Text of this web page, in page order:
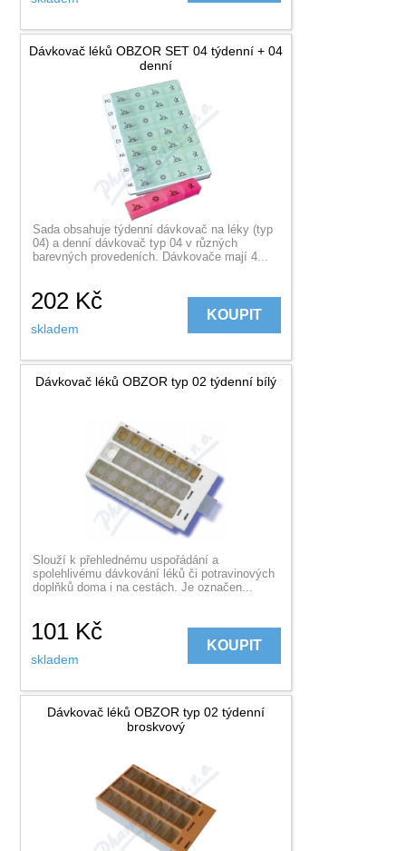
Dávkovač léků OBZOR SET 04 týdenní + 04
denní
Sada obsahuje týdenní dávkovač na léky (typ
04) a denní dávkovač typ 04 v různých
barevných provedeních. Dávkovače mají 4...
202 Kč
skladem
KOUPIT
Dávkovač léků OBZOR typ 02 týdenní bílý
Slouží k přehlednému uspořádání a
spolehlivému dávkování léků či potravinových
doplňků doma i na cestách. Je označen...
101 Kč
skladem
KOUPIT
Dávkovač léků OBZOR typ 02 týdenní
broskvový